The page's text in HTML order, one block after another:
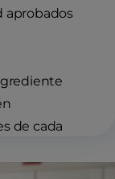
aprobados
de cada